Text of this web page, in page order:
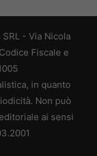
- Via Nicola
Fiscale e
in quanto
Non può
ai sensi